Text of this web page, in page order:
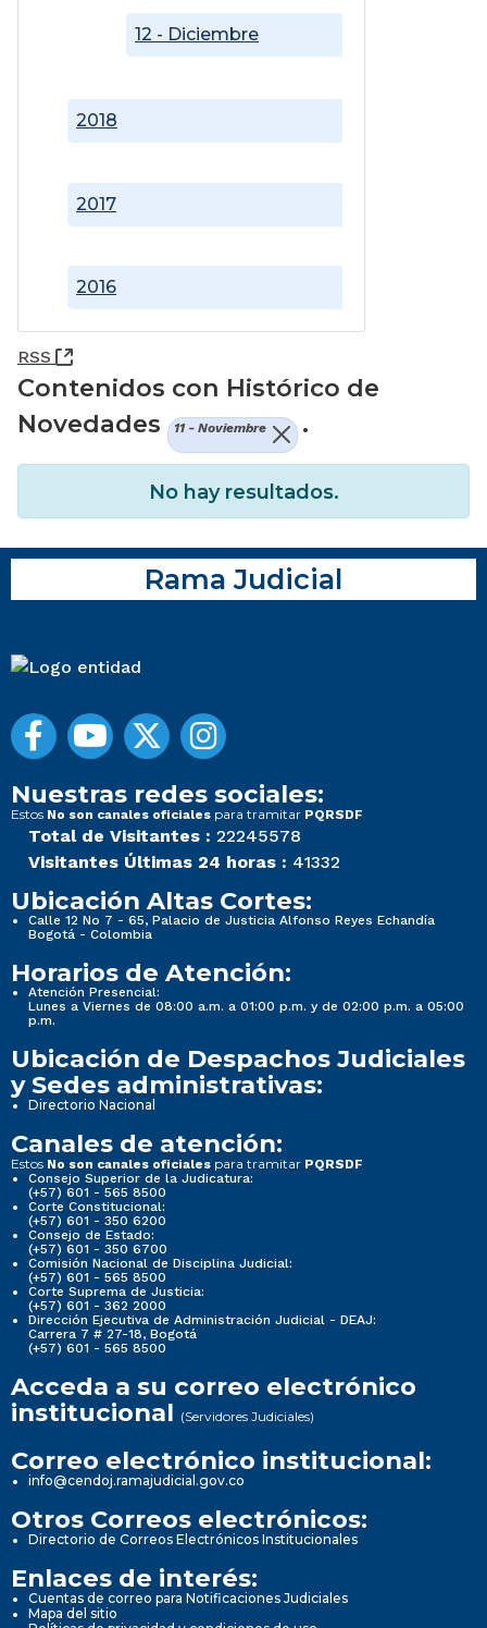
2016
2017
2018
12 - Diciembre
RSS (Abre una nueva ventana)
Contenidos con Histórico de
Novedades
11 - Noviembre .
No hay resultados.
Rama Judicial
Nuestras redes sociales:
Estos No son canales oficiales para tramitar PQRSDF
Total de Visitantes : 22245578
Visitantes Últimas 24 horas : 41332
Ubicación Altas Cortes:
Calle 12 No 7 - 65, Palacio de Justicia Alfonso Reyes Echandía
Bogotá - Colombia
Horarios de Atención:
Atención Presencial:
Lunes a Viernes de 08:00 a.m. a 01:00 p.m. y de 02:00 p.m. a 05:00
p.m.
Ubicación de Despachos Judiciales
y Sedes administrativas:
Directorio Nacional
Canales de atención:
Estos No son canales oficiales para tramitar PQRSDF
Consejo Superior de la Judicatura:
(+57) 601 - 565 8500
Corte Constitucional:
(+57) 601 - 350 6200
Consejo de Estado:
(+57) 601 - 350 6700
Comisión Nacional de Disciplina Judicial:
(+57) 601 - 565 8500
Corte Suprema de Justicia:
(+57) 601 - 362 2000
Dirección Ejecutiva de Administración Judicial - DEAJ:
Carrera 7 # 27-18, Bogotá
(+57) 601 - 565 8500
Acceda a su correo electrónico
institucional (Servidores Judiciales)
Correo electrónico institucional:
info@cendoj.ramajudicial.gov.co
Otros Correos electrónicos:
Directorio de Correos Electrónicos Institucionales
Enlaces de interés:
Cuentas de correo para Notificaciones Judiciales
Mapa del sitio